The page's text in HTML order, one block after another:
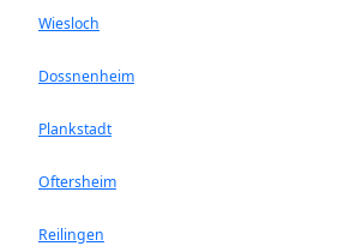
Wiesloch
Dossnenheim
Plankstadt
Oftersheim
Reilingen